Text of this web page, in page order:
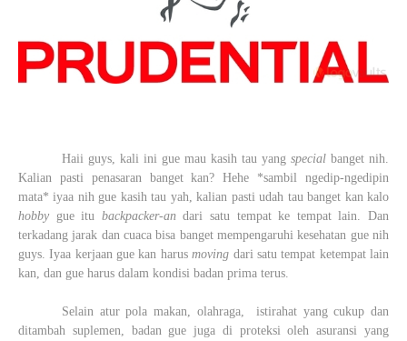
Haii guys, kali ini gue mau kasih tau yang special banget nih.
Kalian pasti penasaran banget kan? Hehe *sambil ngedip-ngedipin
mata* iyaa nih gue kasih tau yah, kalian pasti udah tau banget kan kalo
hobby gue itu backpacker-andari satu tempat ke tempat lain. Dan
terkadang jarak dan cuaca bisa banget mempengaruhi kesehatan gue nih
guys. Iyaa kerjaan gue kan harusmoving dari satu tempat ketempat lain
kan, dan gue harus dalam kondisi badan prima terus.
Selain atur pola makan, olahraga,
istirahat yang cukup dan
ditambah suplemen, badan gue juga di proteksi oleh asuransi yang